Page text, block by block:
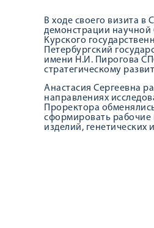
В ходе своего визита
демонстрации научной
Курского
Петербургский
имени Н.И. Пирогова
стратегическому
Анастасия Сергеевна
направлениях
Проректора
сформировать
изделий,